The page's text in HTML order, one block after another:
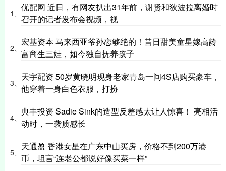
1、
优配网 近日，有网友扒出31年前，谢贤和狄波拉离婚时
召开的记者发布会视频，视
2、
宏基资本 马来西亚爷孙恋够绝的！昔日甜美童星嫁高龄
富商生三娃，如今独自抚养孩子
3、
天宇配资 50岁黄晓明现身老家青岛一间4S店购买豪车，
他穿着一身白色衣服，打扮
4、
典丰投资 Sadie Sink的造型反差感太让人惊喜！ 亮相活
动时，一袭质感长
5、
天通盈 香港女星在广东中山买房，价格不到200万港
币，坦言“连老公都说好像买菜一样”